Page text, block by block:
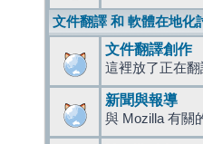
文件翻譯 和 軟體在地化
文件翻譯創作
這裡放了正在
新聞與報導
與 Mozilla 有關